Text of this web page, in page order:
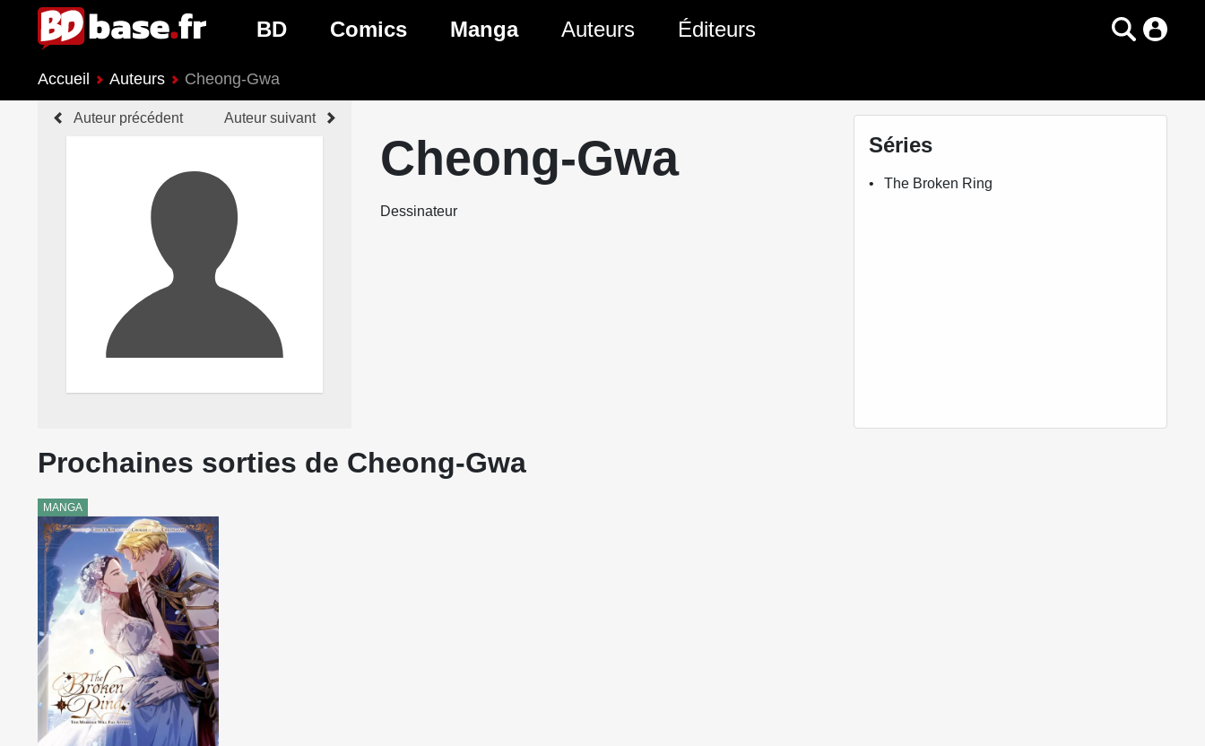
BD
Nouveautés BD
Prochaines sorties BD
Comics
Genres Comics
Manga
Genres Manga
Auteurs Éditeurs
Accueil Auteurs Cheong-Gwa
Auteur précédent Auteur suivant
Cheong-Gwa
Dessinateur
Séries
The Broken Ring
Prochaines sorties de Cheong-Gwa
MANGA